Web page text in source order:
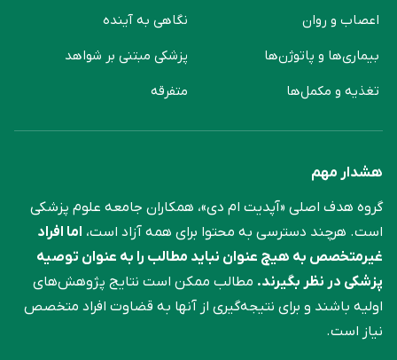
اعصاب و روان
بیماری‌ها و پاتوژن‌ها
تغذیه و مکمل‌ها
نگاهی به آینده
پزشکی مبتنی بر شواهد
متفرقه
هشدار مهم
گروه هدف اصلی «آپدیت ام دی»، همکاران جامعه علوم ‌پزشکی
است. هرچند دسترسی به محتوا برای همه آزاد است، اما افراد
غیرمتخصص به هیچ عنوان نباید مطالب را به عنوان توصیه
پزشکی در نظر بگیرند. مطالب ممکن است نتایج پژوهش‌های
اولیه باشند و برای نتیجه‌گیری از آنها به قضاوت افراد متخصص
نیاز است.